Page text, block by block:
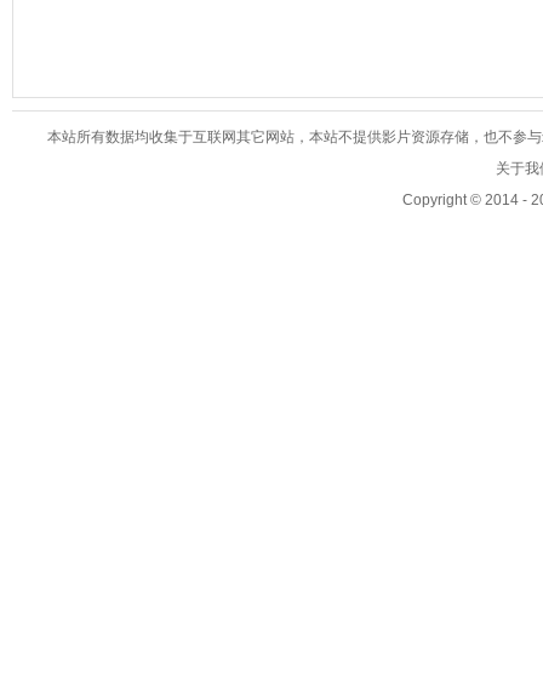
本站所有数据均收集于互联网其它网站，本站不提供影片资源存储，也不参
关于
Copyright © 2014 -